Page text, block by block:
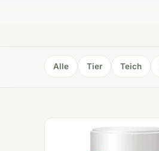
Alle Tier Teich